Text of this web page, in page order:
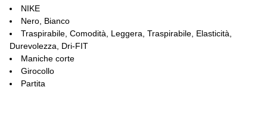
NIKE
Nero, Bianco
Traspirabile, Comodità, Leggera, Traspirabile, Elasticità,
Durevolezza, Dri-FIT
Maniche corte
Girocollo
Partita